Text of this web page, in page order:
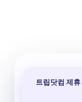
트립닷컴 제